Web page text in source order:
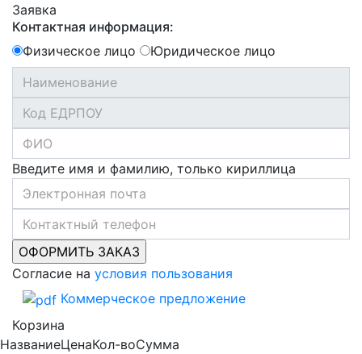
Заявка
Контактная информация:
Физическое лицо
Юридическое лицо
Введите имя и фамилию, только кириллица
Согласие на условия пользования
Коммерческое предложение
Корзина
НазваниеЦенаКол-воСумма